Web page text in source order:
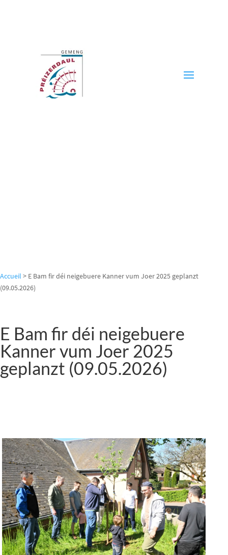
Accueil > E Bam fir déi neigebuere Kanner vum Joer 2025 geplanzt
(09.05.2026)
E Bam fir déi neigebuere
Kanner vum Joer 2025
geplanzt (09.05.2026)